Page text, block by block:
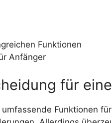
Funktionen
Anfänger
für
Funktionen